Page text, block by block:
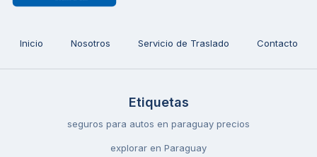
Inicio Nosotros Servicio de Traslado Contacto
Etiquetas
seguros para autos en paraguay precios
explorar en Paraguay